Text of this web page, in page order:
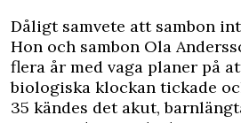
Dåligt samvete att sambon
Hon och sambon Ola
flera år med vaga planer på
biologiska klockan tickade
35 kändes det akut,